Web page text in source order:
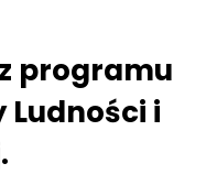
programu
Ludności i